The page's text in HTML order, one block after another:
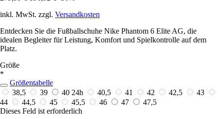
inkl. MwSt. zzgl. Versandkosten
Entdecken Sie die Fußballschuhe Nike Phantom 6 Elite AG, die
idealen Begleiter für Leistung, Komfort und Spielkontrolle auf dem
Platz.
Größe
*
Größentabelle
38,5
39 40 24h 40,5 41 42 42,5
43
44
44,5 45 45,5 46 47
47,5
Dieses Feld ist erforderlich